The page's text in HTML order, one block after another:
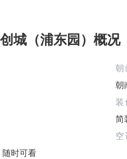
城（浦东园）概况
朝
朝
简
时可看